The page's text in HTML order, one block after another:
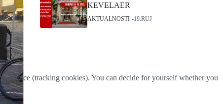
KEVELAER
AKTUALNOSTI 19.RUJ
(tracking cookies). You can decide for yourself whether you